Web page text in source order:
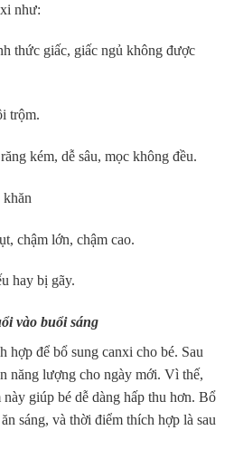
như:
thức giấc, giấc ngủ không được
trộm.
kém, dễ sâu, mọc không đều.
chậm lớn, chậm cao.
hay bị gãy.
vào buổi sáng
hợp để bổ sung canxi cho bé. Sau
năng lượng cho ngày mới. Vì thế,
giúp bé dễ dàng hấp thu hơn. Bổ
sáng, và thời điểm thích hợp là sau